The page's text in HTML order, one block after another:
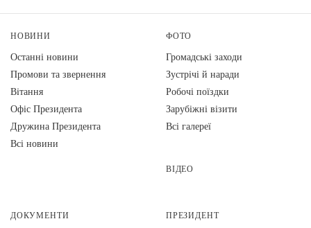
НОВИНИ
Останні новини
Промови та звернення
Вiтання
Офіс Президента
Дружина Президента
Всі новини
ФОТО
Громадські заходи
Зустрічі й наради
Робочі поїздки
Зарубіжні візити
Всі галереї
ВІДЕО
ДОКУМЕНТИ ПРЕЗИДЕНТ